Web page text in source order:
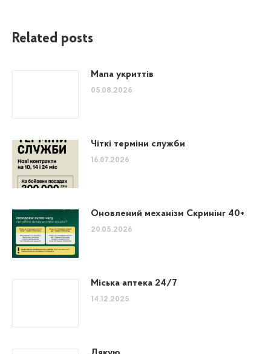
Related posts
Мапа укриттів
05.08.2026
Чіткі терміни служби
16.07.2026
Оновлений механізм Скринінг 40+
20.05.2026
Міська аптека 24/7
14.12.2025